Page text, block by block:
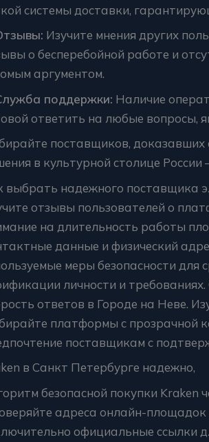
системы доставки,
Изучите мнения других
о бесперебойной работе и
аргументом.
поддержки: Наличие
ответить на любые вопросы,
поставщиков,
в культурной столице
выбрать надежного поставщика
отзывы пользователей о
на длительность работы
данные и физический
меры безопасности для
личности и
ответов в Городе на Неве.
платформы с прозрачной
поставщикам с
в Санкт Петербурге надежно,
безопасной покупки Kraken
адреса онлайн-площадок
официальные ссылки